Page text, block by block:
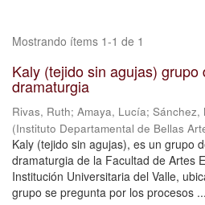
Mostrando ítems 1-1 de 1
Kaly (tejido sin agujas) grupo
dramaturgia
Rivas, Ruth; Amaya, Lucía; Sánchez,
(Instituto Departamental de Bellas
Kaly (tejido sin agujas), es un grupo
dramaturgia de la Facultad de Artes
Institución Universitaria del Valle,
grupo se pregunta por los procesos ...